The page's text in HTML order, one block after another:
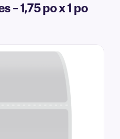
– 1,75 po x 1 po